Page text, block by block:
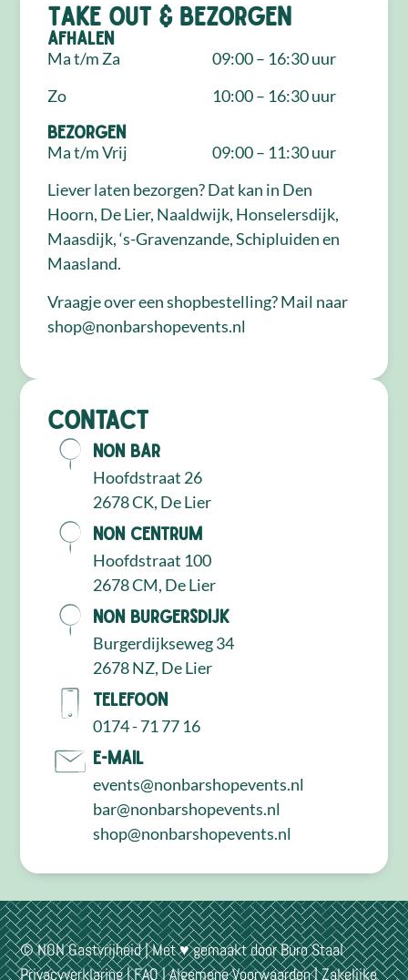
Take out & bezorgen
Afhalen
Ma t/m Za
Zo
09:00 – 16:30 uur
10:00 – 16:30 uur
Bezorgen
Ma t/m Vrij
09:00 – 11:30 uur
Liever laten bezorgen? Dat kan in Den
Hoorn, De Lier, Naaldwijk, Honselersdijk,
Maasdijk, ‘s-Gravenzande, Schipluiden en
Maasland.
Vraagje over een shopbestelling? Mail naar
shop@nonbarshopevents.nl
Contact
NON Bar
Hoofdstraat 26
2678 CK, De Lier
NON Centrum
Hoofdstraat 100
2678 CM, De Lier
NON Burgersdijk
Burgerdijkseweg 34
2678 NZ, De Lier
Telefoon
0174 - 71 77 16
E-mail
events@nonbarshopevents.nl
bar@nonbarshopevents.nl
shop@nonbarshopevents.nl
© NON Gastvrijheid | Met ♥ gemaakt doorBuro Staal
Privacyverklaring|FAQ|Algemene Voorwaarden|Zakelijke